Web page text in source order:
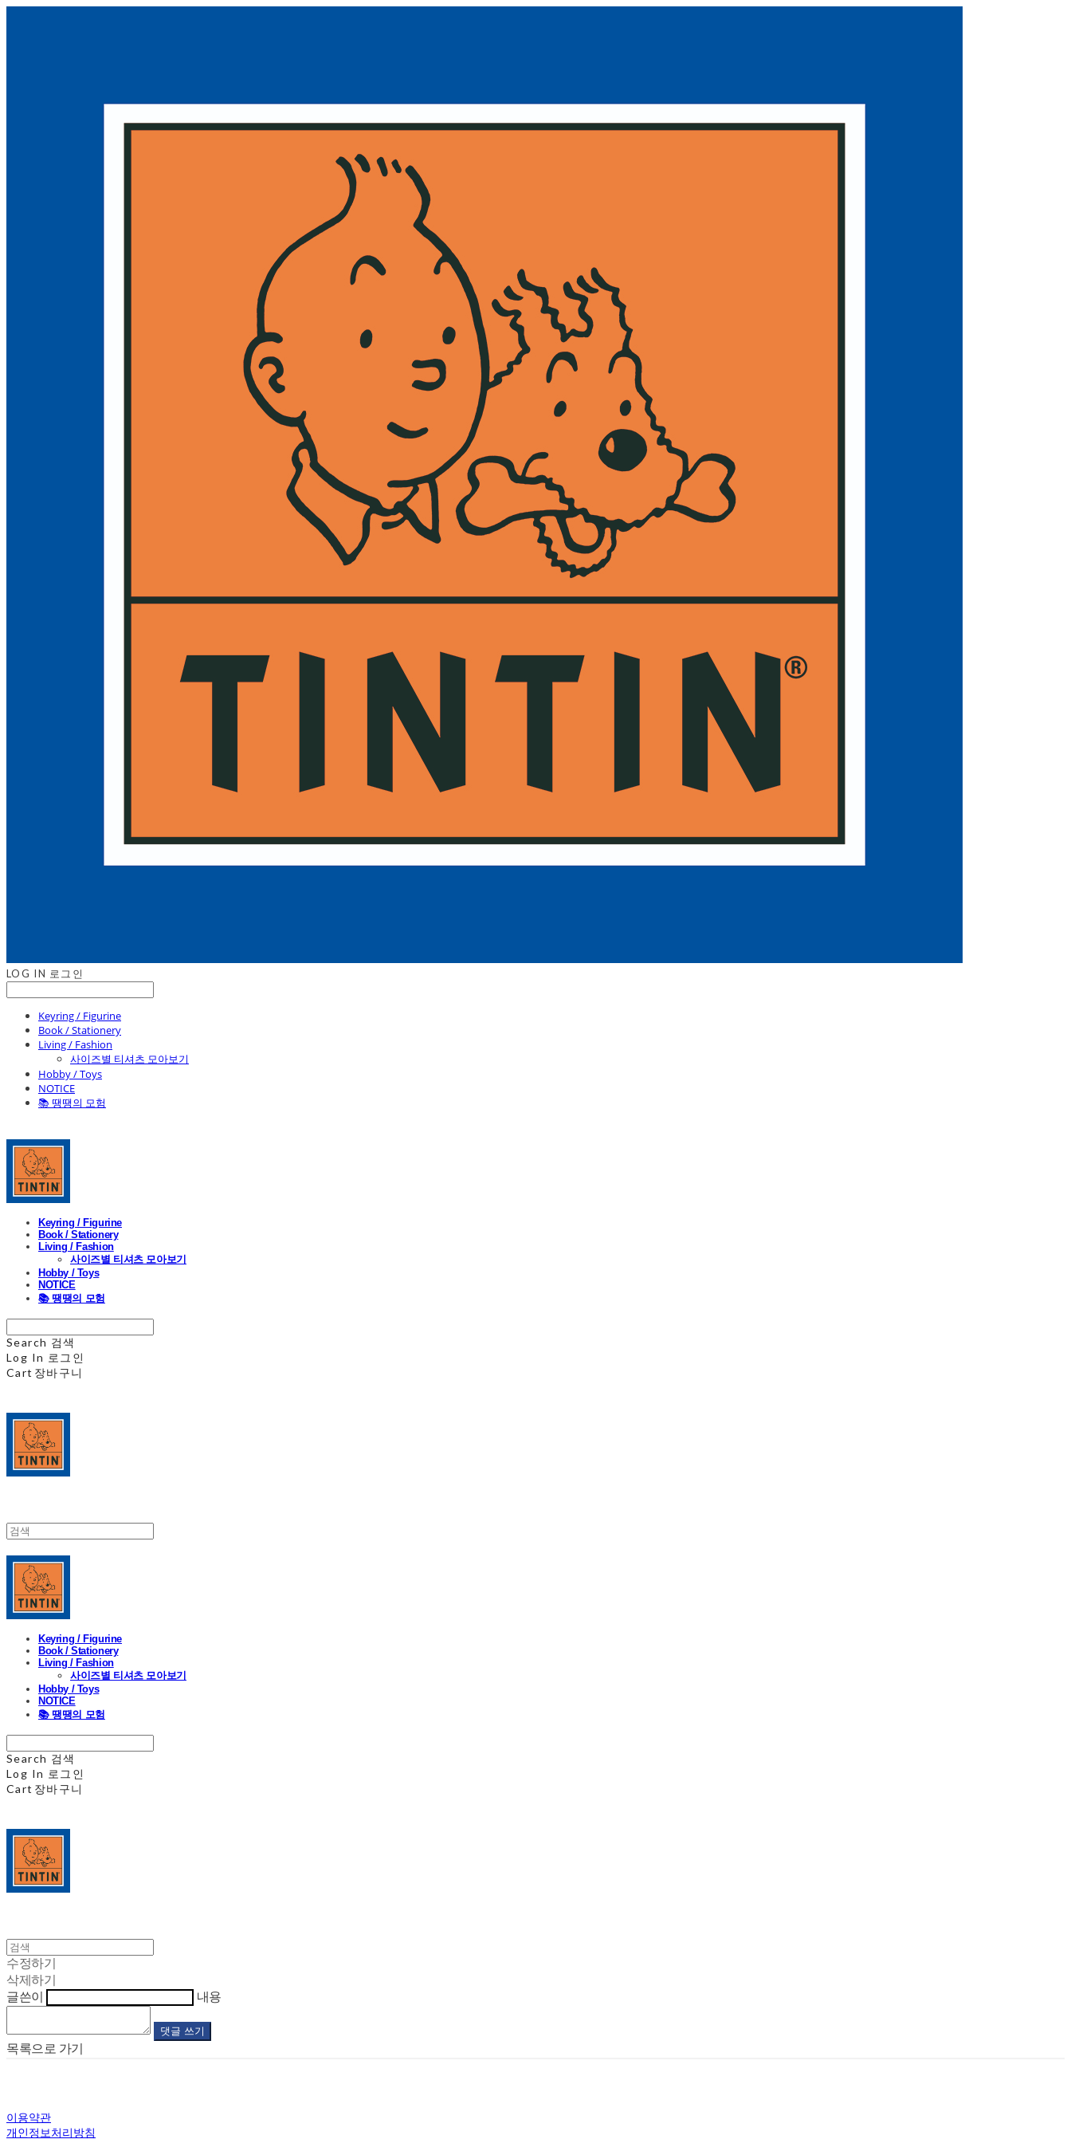
LOG IN 로그인
Keyring / Figurine
Book / Stationery
Living / Fashion
사이즈별 티셔츠 모아보기
Hobby / Toys
NOTICE
📚 땡땡의 모험
Keyring / Figurine
Book / Stationery
Living / Fashion
사이즈별 티셔츠 모아보기
Hobby / Toys
NOTICE
📚 땡땡의 모험
Search 검색
Log In 로그인
Cart 장바구니
Keyring / Figurine
Book / Stationery
Living / Fashion
사이즈별 티셔츠 모아보기
Hobby / Toys
NOTICE
📚 땡땡의 모험
Search 검색
Log In 로그인
Cart 장바구니
수정하기
삭제하기
글쓴이
내용
댓글 쓰기
목록으로 가기
이용약관
개인정보처리방침